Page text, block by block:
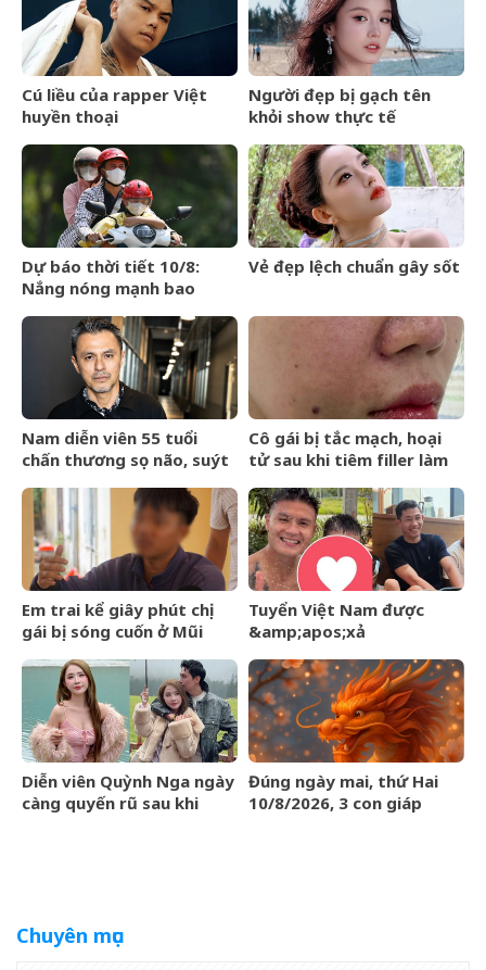
Cú liều của rapper Việt
huyền thoại
Người đẹp bị gạch tên
khỏi show thực tế
Dự báo thời tiết 10/8:
Nắng nóng mạnh bao
nơi 38 độ
Vẻ đẹp lệch chuẩn gây sốt
Nam diễn viên 55 tuổi
chấn thương sọ não, suýt
Cô gái bị tắc mạch, hoại
tử sau khi tiêm filler làm
Em trai kể giây phút chị
gái bị sóng cuốn ở Mũi
biết kêu các chị bình tĩnh,
thả lỏng người để
nổi&amp;apos;
Tuyển Việt Nam được
&amp;apos;xả
kết ASEAN Cup: Quang Hải
về quê bơi cùng con trai,
Hai Long có hẹn với Duy
Mạnh
Diễn viên Quỳnh Nga ngày
càng quyến rũ sau khi
Đúng ngày mai, thứ Hai
10/8/2026, 3 con giáp
Chuyên mục